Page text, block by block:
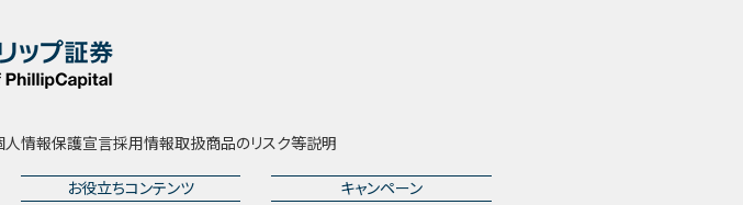
人情報保護宣言採用情報取扱商品のリスク等説明
お役立ちコンテンツ キャンペーン